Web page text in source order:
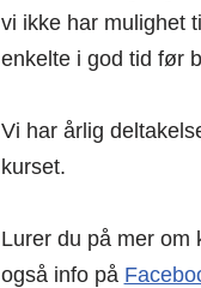
vi ikke har mulighet
enkelte i god tid før
Vi har årlig
kurset.
Lurer du på mer om
også info på